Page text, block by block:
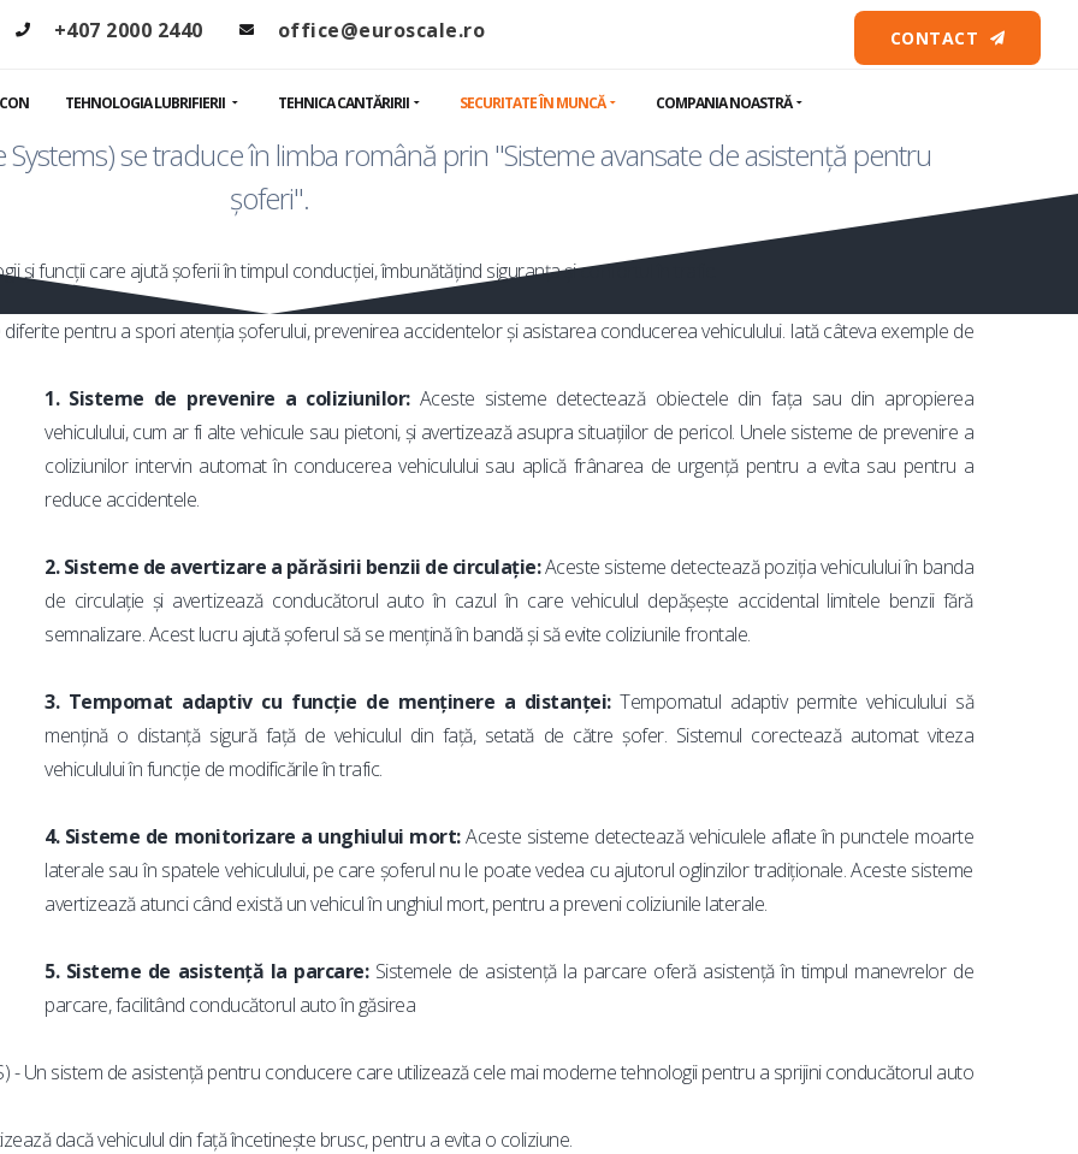
+407 2000 2440 office@euroscale.ro CONTACT
TEHNOLOGIA LUBRIFIERII TEHNICA CANTĂRIRII SECURITATE ÎN MUNCĂ COMPANIA NOASTRĂ
la conducere ADAS
Systems) se traduce în limba română prin "Sisteme avansate de asistență pentru
șoferi".
și funcții care ajută șoferii în timpul conducției, îmbunătățind siguranța și confortul în trafic.
pentru a spori atenția șoferului, prevenirea accidentelor și asistarea conducerea vehiculului. Iată câteva exemple de
1. Sisteme de prevenire a coliziunilor: Aceste sisteme detectează obiectele din fața sau din apropierea
vehiculului, cum ar fi alte vehicule sau pietoni, și avertizează asupra situațiilor de pericol. Unele sisteme de prevenire a
coliziunilor intervin automat în conducerea vehiculului sau aplică frânarea de urgență pentru a evita sau pentru a
reduce accidentele.
2. Sisteme de avertizare a părăsirii benzii de circulație:Aceste sisteme detectează poziția vehiculului în banda
de circulație și avertizează conducătorul auto în cazul în care vehiculul depășește accidental limitele benzii fără
semnalizare. Acest lucru ajută șoferul să se mențină în bandă și să evite coliziunile frontale.
3. Tempomat adaptiv cu funcție de menținere a distanței:Tempomatul adaptiv permite vehiculului să
mențină o distanță sigură față de vehiculul din față, setată de către șofer. Sistemul corectează automat viteza
vehiculului în funcție de modificările în trafic.
4. Sisteme de monitorizare a unghiului mort:Aceste sisteme detectează vehiculele aflate în punctele moarte
laterale sau în spatele vehiculului, pe care șoferul nu le poate vedea cu ajutorul oglinzilor tradiționale. Aceste sisteme
avertizează atunci când există un vehicul în unghiul mort, pentru a preveni coliziunile laterale.
5. Sisteme de asistență la parcare: Sistemele de asistență la parcare oferă asistență în timpul manevrelor de
parcare, facilitând conducătorul auto în găsirea
- Un sistem de asistență pentru conducere care utilizează cele mai moderne tehnologii pentru a sprijini conducătorul auto
dacă vehiculul din față încetinește brusc, pentru a evita o coliziune.